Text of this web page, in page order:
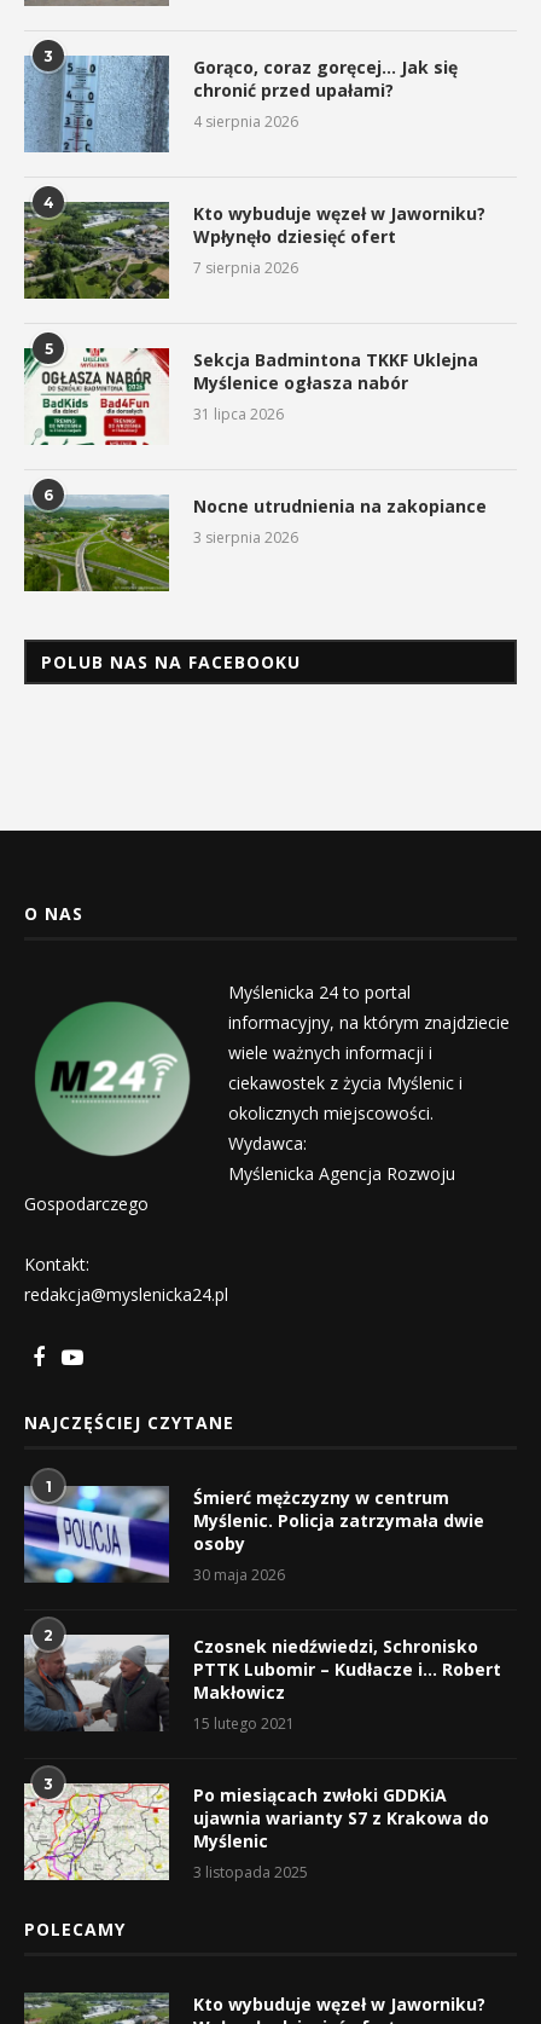
3
Gorąco, coraz goręcej… Jak się
chronić przed upałami?
4 sierpnia 2026
4
Kto wybuduje węzeł w Jaworniku?
Wpłynęło dziesięć ofert
7 sierpnia 2026
5
Sekcja Badmintona TKKF Uklejna
Myślenice ogłasza nabór
31 lipca 2026
6 Nocne utrudnienia na zakopiance
3 sierpnia 2026
POLUB NAS NA FACEBOOKU
O NAS
Myślenicka 24 to portal
informacyjny, na którym znajdziecie
wiele ważnych informacji i
ciekawostek z życia Myślenic i
okolicznych miejscowości.
Wydawca:
Myślenicka Agencja Rozwoju
Gospodarczego
Kontakt:
redakcja@myslenicka24.pl
NAJCZĘŚCIEJ CZYTANE
1
Śmierć mężczyzny w centrum
Myślenic. Policja zatrzymała dwie
osoby
30 maja 2026
2
Czosnek niedźwiedzi, Schronisko
PTTK Lubomir – Kudłacze i… Robert
Makłowicz
15 lutego 2021
3
Po miesiącach zwłoki GDDKiA
ujawnia warianty S7 z Krakowa do
Myślenic
3 listopada 2025
POLECAMY
Kto wybuduje węzeł w Jaworniku?